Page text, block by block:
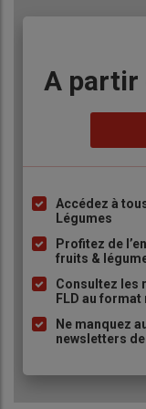
en phase
l’arbre devient
:« les
fortement
nouveaux
prix de vente au
évoluer ensuite.
Produire
sol
Body
A partir
Liste
puce
Accédez à
Légumes
Profitez de
fruits &
Consultez les
FLD au
Ne manquez
newsletters